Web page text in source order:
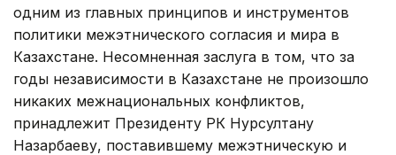
одним из главных принципов и инструментов
политики межэтнического согласия и мира в
Казахстане. Несомненная заслуга в том, что за
годы независимости в Казахстане не произошло
никаких межнациональных конфликтов,
принадлежит Президенту РК Нурсултану
Назарбаеву, поставившему межэтническую и